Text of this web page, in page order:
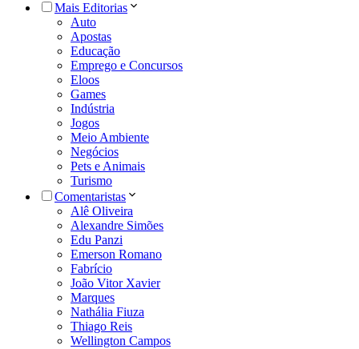
Mais Editorias
Auto
Apostas
Educação
Emprego e Concursos
Eloos
Games
Indústria
Jogos
Meio Ambiente
Negócios
Pets e Animais
Turismo
Comentaristas
Alê Oliveira
Alexandre Simões
Edu Panzi
Emerson Romano
Fabrício
João Vitor Xavier
Marques
Nathália Fiuza
Thiago Reis
Wellington Campos